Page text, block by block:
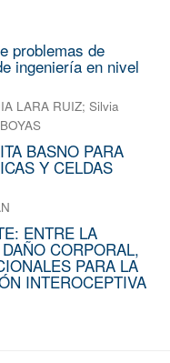
problemas de
ingeniería en nivel
LARA RUIZ; Silvia
BASNO PARA
Y CELDAS
ENTRE LA
CORPORAL,
PARA LA
INTEROCEPTIVA